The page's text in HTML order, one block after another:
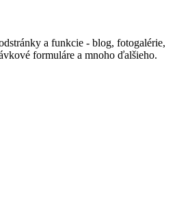
a funkcie - blog, fotogalérie,
formuláre a mnoho ďalšieho.